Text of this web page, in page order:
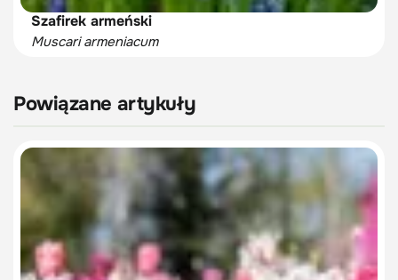
Szafirek armeński
Muscari armeniacum
Powiązane artykuły